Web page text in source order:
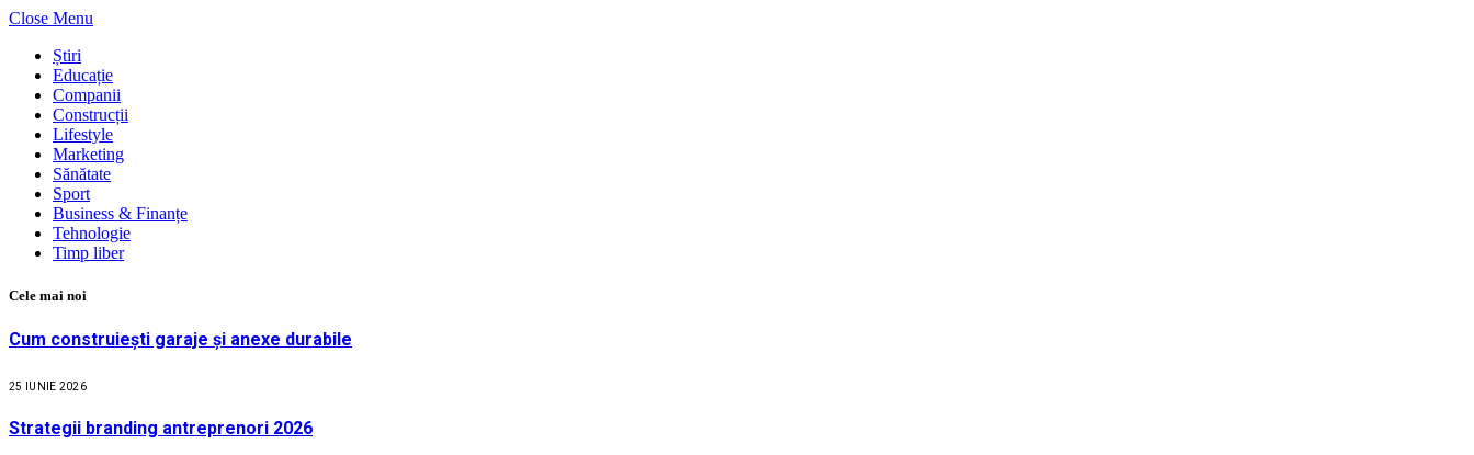
Close Menu
Știri
Educație
Companii
Construcții
Lifestyle
Marketing
Sănătate
Sport
Business & Finanțe
Tehnologie
Timp liber
Cele mai noi
Cum construiești garaje și anexe durabile
25 IUNIE 2026
Strategii branding antreprenori 2026